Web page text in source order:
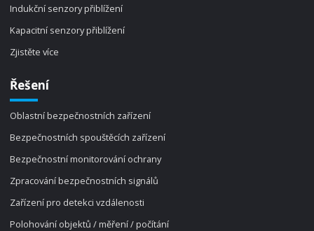
Indukční senzory přiblížení
Kapacitní senzory přiblížení
Zjistěte více
Řešení
Oblastní bezpečnostních zařízení
Bezpečnostních spouštěcích zařízení
Bezpečnostní monitorování ochrany
Zpracování bezpečnostních signálů
Zařízení pro detekci vzdálenosti
Polohování objektů / měření / počítání